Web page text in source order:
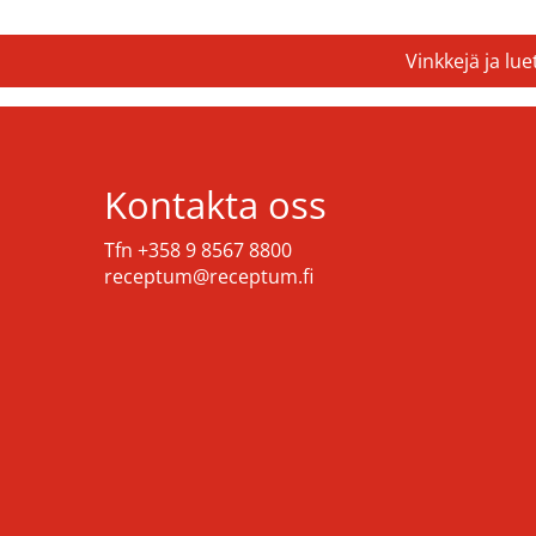
Vinkkejä ja
Kontakta oss
Tfn +358 9 8567 8800
receptum@receptum.fi